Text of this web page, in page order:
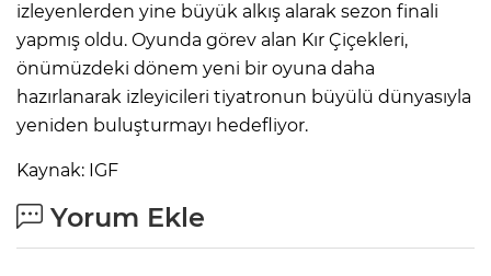
izleyenlerden yine büyük alkış alarak sezon finali
yapmış oldu. Oyunda görev alan Kır Çiçekleri,
önümüzdeki dönem yeni bir oyuna daha
hazırlanarak izleyicileri tiyatronun büyülü dünyasıyla
yeniden buluşturmayı hedefliyor.
Kaynak: IGF
Yorum Ekle